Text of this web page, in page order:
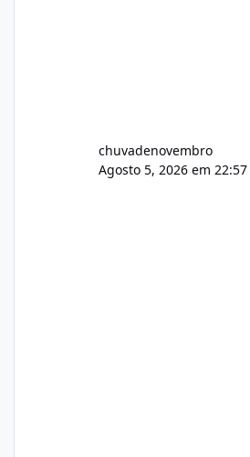
chuvadenovembro
Agosto 5, 2026 em 22:57